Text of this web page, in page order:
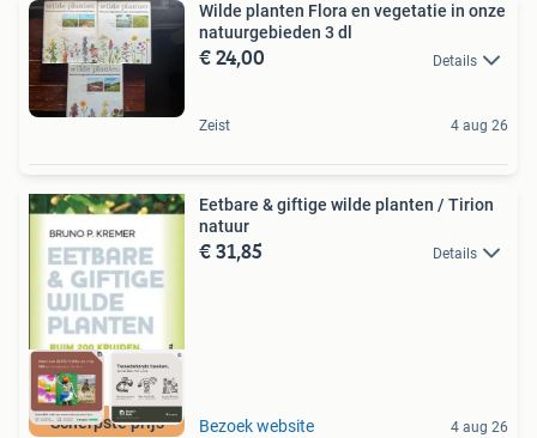
Wilde planten Flora en vegetatie in onze
natuurgebieden 3 dl
€ 24,00 Details
Zeist 4 aug 26
Scherpste prijs
Eetbare & giftige wilde planten / Tirion
natuur
€ 31,85 Details
Bezoek website 4 aug 26